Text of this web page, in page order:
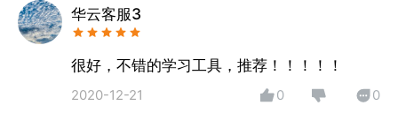
随机练习：系统随机抽题进行练习;
顺序练习：按题库顺序进行练习;
错题练习：章节错题分布，重点练习;
收藏练习：对收藏的题目重点练习;
题目搜索：可搜索相关题目;
华云客服3
很好，不错的学习工具，推荐！！！！！
2020-12-21 0 0